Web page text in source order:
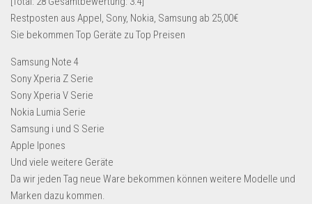
Münzen
Spielzeug & Games
Schuhe & Accessoires
Sport & Freizeit
Uhren & Schmuck
Wohnen & Einrichten
Restposten-Angebote
Restposten für Privatpersonen
Restposten aus Appel, Sony, Nokia, Samsung ab 25,00€
Sie bekommen Top Geräte zu Top Preisen
Samsung Note 4
Sony Xperia Z Serie
Sony Xperia V Serie
Nokia Lumia Serie
Samsung i und S Serie
Apple Ipones
Und viele weitere Geräte
Da wir jeden Tag neue Ware bekommen können weitere Modelle und
Marken dazu kommen.